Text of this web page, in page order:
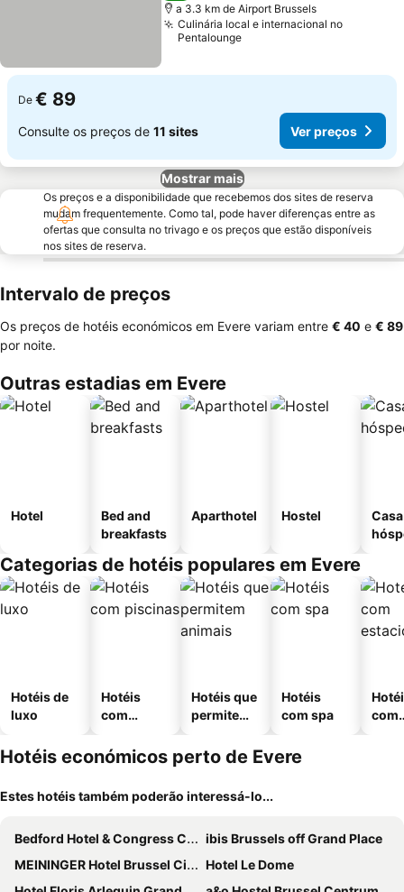
a 3.3 km de Airport Brussels
Culinária local e internacional no
Pentalounge
De € 89
Consulte os preços de 11 sites Ver preços
Mostrar mais
Os preços e a disponibilidade que recebemos dos sites de reserva
mudam frequentemente. Como tal, pode haver diferenças entre as
ofertas que consulta no trivago e os preços que estão disponíveis
nos sites de reserva.
Intervalo de preços
Os preços de hotéis económicos em Evere variam entre ‎€ 40 e ‎€ 89
por noite.
Outras estadias em Evere
Hotel
Bed and
breakfasts
Aparthotel Hostel
Categorias de hotéis populares em Evere
Hotéis de
luxo
Hotéis
com
Hotéis que
permitem
Hotéis
com spa
com
Hotéis económicos perto de Evere
Estes hotéis também poderão interessá-lo...
Bedford Hotel & Congress Centre
ibis Brussels off Grand Place
MEININGER Hotel Brussel City Center
Hotel Le Dome